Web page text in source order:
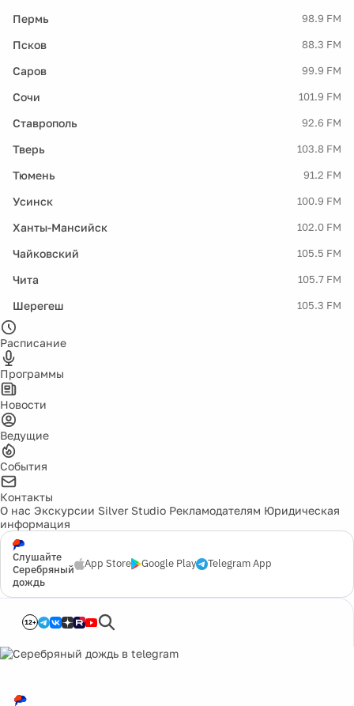
Пермь 98.9 FM
Псков 88.3 FM
Саров 99.9 FM
Сочи 101.9 FM
Ставрополь 92.6 FM
Тверь 103.8 FM
Тюмень 91.2 FM
Усинск 100.9 FM
Ханты-Мансийск 102.0 FM
Чайковский 105.5 FM
Чита 105.7 FM
Шерегеш 105.3 FM
Расписание
Программы
Новости
Ведущие
События
Контакты
О нас Экскурсии Silver Studio Рекламодателям Юридическая
информация
Слушайте
Серебряный
дождь
App Store Google Play Telegram App
12+